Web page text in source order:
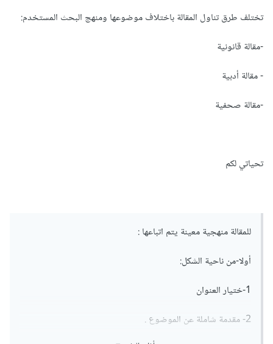
تختلف طرق تناول المقالة باختلاف موضوعها ومنهج البحث المستخدم:
-مقالة قانونية
- مقالة أدبية
-مقالة صحفية
تحياتي لكم
للمقالة منهجية معينة يتم اتباعها :
أولا-من ناحية الشكل:
1-ختيار العنوان
2- مقدمة شاملة عن الموضوع .